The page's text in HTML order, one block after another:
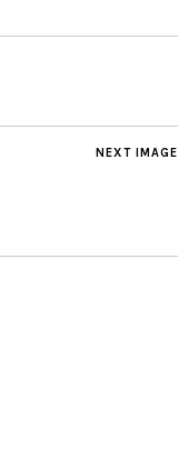
NEXT IMAGE